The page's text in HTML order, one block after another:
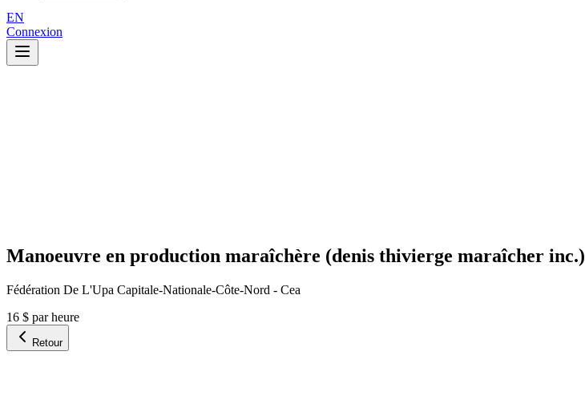
EN
Connexion
Manoeuvre en production maraîchère (denis thivierge maraîcher inc.)
Fédération De L'Upa Capitale-Nationale-Côte-Nord - Cea
16 $ par heure
Retour